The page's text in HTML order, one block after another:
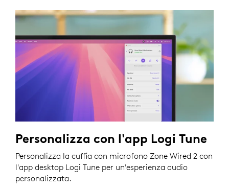
Personalizza con l'app Logi Tune
Personalizza la cuffia con microfono Zone Wired 2 con
l'app desktop Logi Tune per un'esperienza audio
personalizzata.